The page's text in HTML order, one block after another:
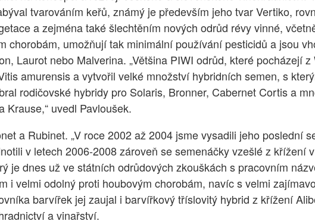
tvarováním keřů, známý je především jeho tvar Vertiko,
a zejména také šlechtěním nových odrůd révy vinné,
chorobám, umožňují tak minimální používání pesticidů a jsou
Laurot nebo Malverina. „Většina PIWI odrůd, které pocházejí
amurensis a vytvořil velké množství hybridních semen, s
rodičovské hybridy pro Solaris, Bronner, Cabernet Cortis a
uvedl Pavloušek.
a Rubinet. „V roce 2002 až 2004 jsme vysadili jeho poslední
v letech 2006-2008 zároveň se semenáčky vzešlé z
je dnes už ve státních odrůdových zkouškách s pracovním
i velmi odolný proti houbovým chorobám, navíc s velmi
barvířek jej zaujal i barvířkový tříslovitý hybrid z křížení
a vinařství.